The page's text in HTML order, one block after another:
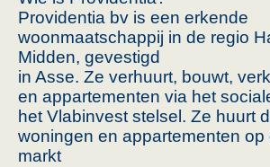
Providentia bv is een erkende
woonmaatschappij in de regio
Midden, gevestigd
in Asse. Ze verhuurt, bouwt,
en appartementen via het
het Vlabinvest stelsel. Ze huurt
woningen en appartementen op
markt